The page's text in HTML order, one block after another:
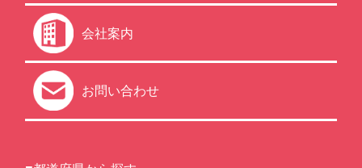
会社案内
お問い合わせ